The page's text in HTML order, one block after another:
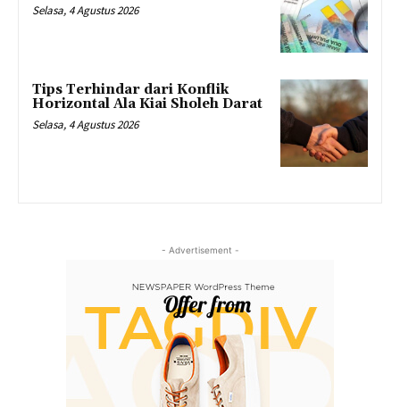
Selasa, 4 Agustus 2026
Tips Terhindar dari Konflik
Horizontal Ala Kiai Sholeh Darat
Selasa, 4 Agustus 2026
- Advertisement -